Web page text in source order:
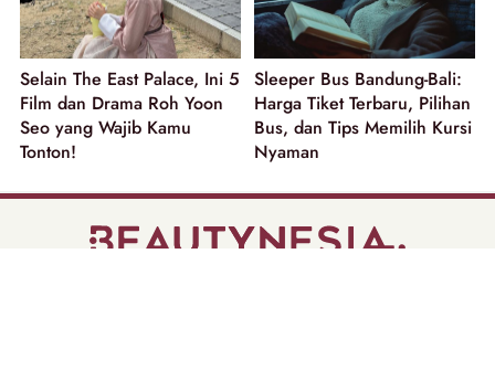
Selain The East Palace, Ini 5
Film dan Drama Roh Yoon
Seo yang Wajib Kamu
Tonton!
Sleeper Bus Bandung-Bali:
Harga Tiket Terbaru, Pilihan
Bus, dan Tips Memilih Kursi
Nyaman